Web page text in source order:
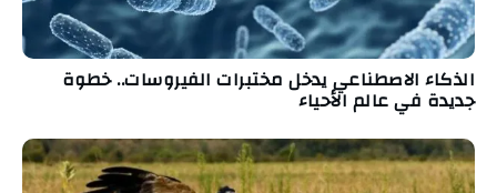
الذكاء الاصطناعي يدخل مختبرات الفيروسات.. خطوة
جديدة في عالم الأحياء